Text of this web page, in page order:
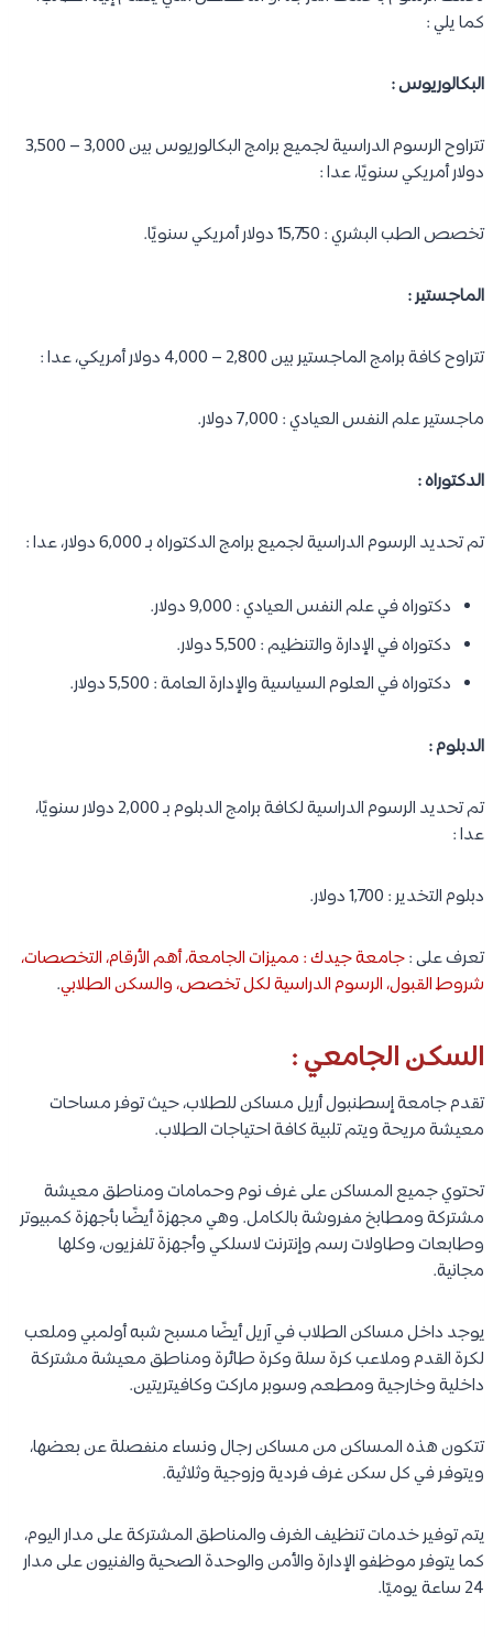
كما يلي :
البكالوريوس :
تتراوح الرسوم الدراسية لجميع برامج البكالوريوس بين 3,000 – 3,500
دولار أمريكي سنويًا، عدا :
تخصص الطب البشري : 15,750 دولار أمريكي سنويًا.
الماجستير :
تتراوح كافة برامج الماجستير بين 2,800 – 4,000 دولار أمريكي، عدا :
ماجستير علم النفس العيادي : 7,000 دولار.
الدكتوراه :
تم تحديد الرسوم الدراسية لجميع برامج الدكتوراه بـ 6,000 دولار، عدا :
دكتوراه في علم النفس العيادي : 9,000 دولار.
دكتوراه في الإدارة والتنظيم : 5,500 دولار.
دكتوراه في العلوم السياسية والإدارة العامة : 5,500 دولار.
الدبلوم :
تم تحديد الرسوم الدراسية لكافة برامج الدبلوم بـ 2,000 دولار سنويًا،
عدا :
دبلوم التخدير : 1,700 دولار.
تعرف على :جامعة جيدك : مميزات الجامعة، أهم الأرقام، التخصصات،
شروط القبول، الرسوم الدراسية لكل تخصص، والسكن الطلابي.
السكن الجامعي :
تقدم جامعة إسطنبول أريل مساكن للطلاب، حيث توفر مساحات
معيشة مريحة ويتم تلبية كافة احتياجات الطلاب.
تحتوي جميع المساكن على غرف نوم وحمامات ومناطق معيشة
مشتركة ومطابخ مفروشة بالكامل. وهي مجهزة أيضًا بأجهزة كمبيوتر
وطابعات وطاولات رسم وإنترنت لاسلكي وأجهزة تلفزيون، وكلها
مجانية.
يوجد داخل مساكن الطلاب في آريل أيضًا مسبح شبه أولمبي وملعب
لكرة القدم وملاعب كرة سلة وكرة طائرة ومناطق معيشة مشتركة
داخلية وخارجية ومطعم وسوبر ماركت وكافيتريتين.
تتكون هذه المساكن من مساكن رجال ونساء منفصلة عن بعضها،
ويتوفر في كل سكن غرف فردية وزوجية وثلاثية.
يتم توفير خدمات تنظيف الغرف والمناطق المشتركة على مدار اليوم،
كما يتوفر موظفو الإدارة والأمن والوحدة الصحية والفنيون على مدار
24 ساعة يوميًا.